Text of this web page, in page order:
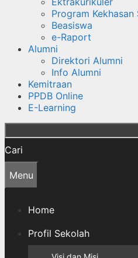
Program Kekhasan
Beasiswa
e-Raport
Alumni
Direktori Alumni
Info Alumni
Kemitraan
PPDB Online
E-Learning
Cari
Menu
Home
Profil Sekolah